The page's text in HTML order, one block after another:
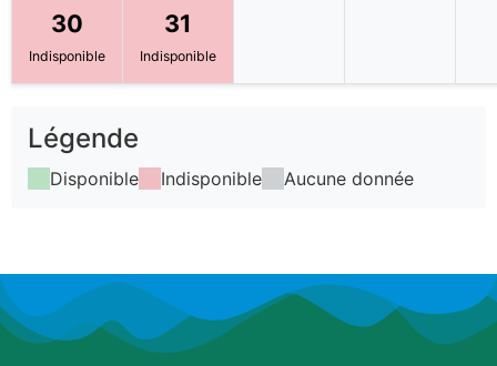
30
Indisponible
31
Indisponible
Légende
Disponible Indisponible Aucune donnée